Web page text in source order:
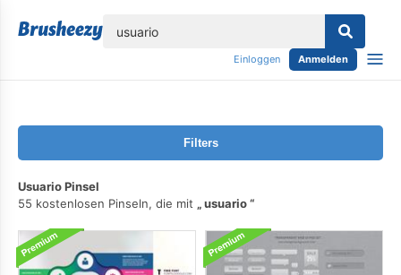
Einloggen Anmelden
Filters
Usuario Pinsel
55 kostenlosen Pinseln, die mit
usuario